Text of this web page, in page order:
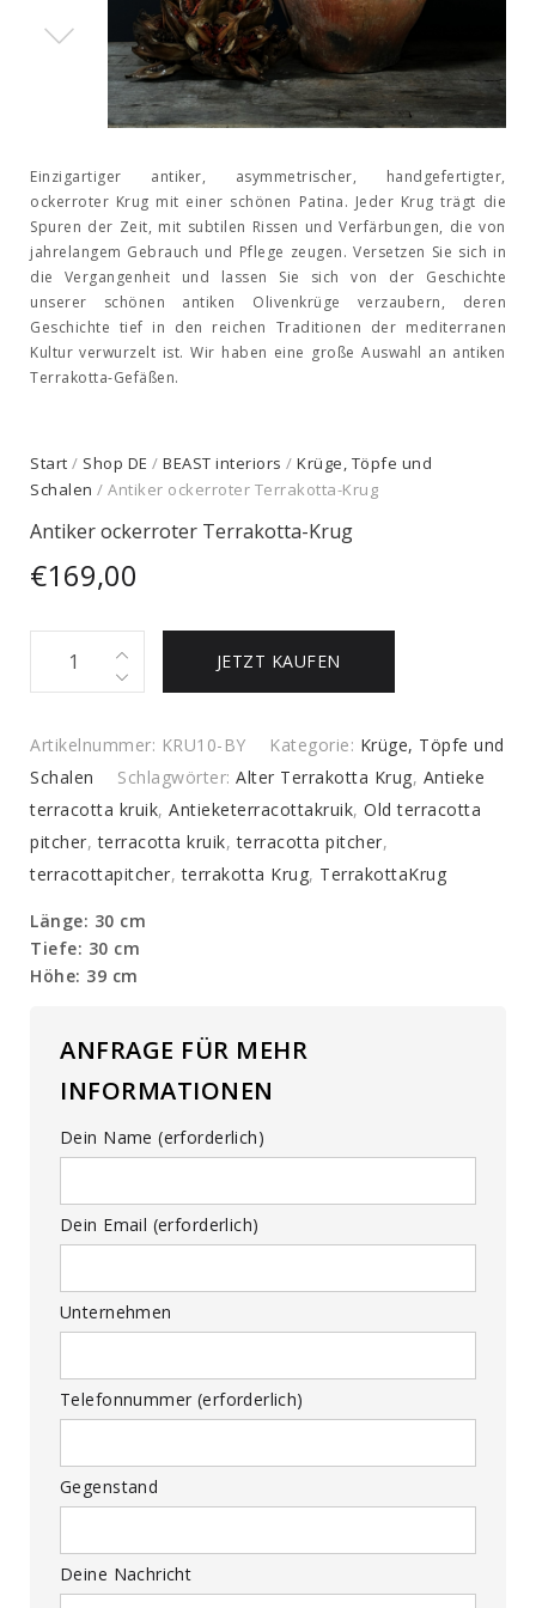
Einzigartiger antiker, asymmetrischer, handgefertigter,
ockerroter Krug mit einer schönen Patina. Jeder Krug trägt die
Spuren der Zeit, mit subtilen Rissen und Verfärbungen, die von
jahrelangem Gebrauch und Pflege zeugen. Versetzen Sie sich in
die Vergangenheit und lassen Sie sich von der Geschichte
unserer schönen antiken Olivenkrüge verzaubern, deren
Geschichte tief in den reichen Traditionen der mediterranen
Kultur verwurzelt ist. Wir haben eine große Auswahl an antiken
Terrakotta-Gefäßen.
Start / Shop DE / BEAST interiors / Krüge, Töpfe und
Schalen / Antiker ockerroter Terrakotta-Krug
Antiker ockerroter Terrakotta-Krug
€169,00
ockerroter
Krug
quantity
JETZT KAUFEN
Artikelnummer: KRU10-BY Kategorie: Krüge, Töpfe und
Schalen
Schlagwörter: Alter Terrakotta Krug, Antieke
terracotta kruik, Antieketerracottakruik, Old terracotta
pitcher,terracotta kruik,terracotta pitcher,
terracottapitcher,terrakotta Krug, TerrakottaKrug
Länge: 30 cm
Tiefe: 30 cm
Höhe: 39 cm
ANFRAGE FÜR MEHR
INFORMATIONEN
Dein Name (erforderlich)
Dein Email (erforderlich)
Unternehmen
Telefonnummer (erforderlich)
Gegenstand
Deine Nachricht